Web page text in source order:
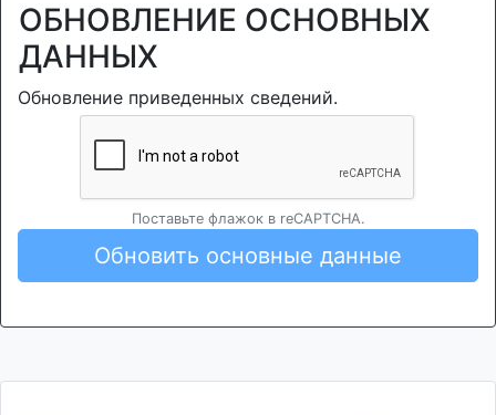
ОБНОВЛЕНИЕ ОСНОВНЫХ
ДАННЫХ
Обновление приведенных сведений.
Поставьте флажок в reCAPTCHA.
Обновить основные данные